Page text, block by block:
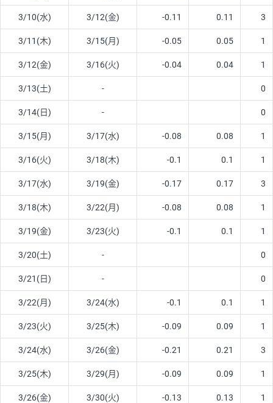
3/10(水) 3/12(金) -0.11 0.11 3
3/11(木) 3/15(月) -0.05 0.05 1
3/12(金) 3/16(火) -0.04 0.04 1
3/13(土) - 0
3/14(日) - 0
3/15(月) 3/17(水) -0.08 0.08 1
3/16(火) 3/18(木) -0.1 0.1 1
3/17(水) 3/19(金) -0.17 0.17 3
3/18(木) 3/22(月) -0.08 0.08 1
3/19(金) 3/23(火) -0.1 0.1 1
3/20(土) - 0
3/21(日) - 0
3/22(月) 3/24(水) -0.1 0.1 1
3/23(火) 3/25(木) -0.09 0.09 1
3/24(水) 3/26(金) -0.21 0.21 3
3/25(木) 3/29(月) -0.09 0.09 1
3/26(金) 3/30(火) -0.13 0.13 1